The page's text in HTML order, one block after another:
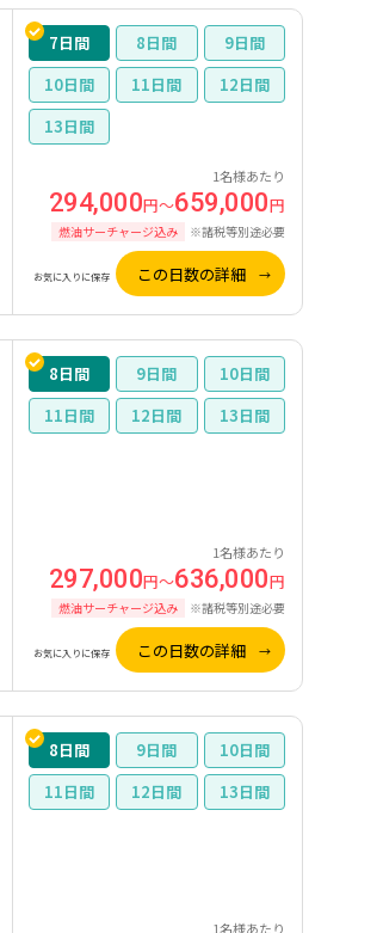
7 8
9
10
11
12
13
1名様あたり
294,000円～659,000円
燃油サーチャージ込み ※諸税等別途必要
お気に入りに保存 この日数の詳細
8 9
10
11
12 13
1名様あたり
297,000円～636,000円
燃油サーチャージ込み ※諸税等別途必要
お気に入りに保存 この日数の詳細
8 9
10
11
12 13
1名様あたり